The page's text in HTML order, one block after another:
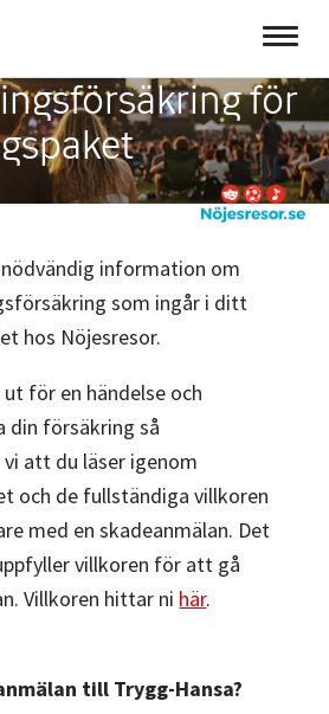
för
information om
som ingår i ditt
hos Nöjesresor.
för en händelse och
din försäkring så
att du läser igenom
och de fullständiga villkoren
med en skadeanmälan. Det
villkoren för att gå
Villkoren hittar ni här.
till Trygg-Hansa?